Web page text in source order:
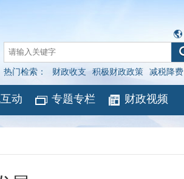
热门检索： 财政收支 积极财政政策 减税降费
动 专题专栏 财政视频